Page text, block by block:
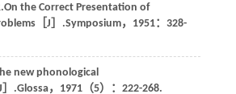
the Correct Presentation of
［J］.Symposium，1951：328-
new phonological
.Glossa，1971（5）：222-268.